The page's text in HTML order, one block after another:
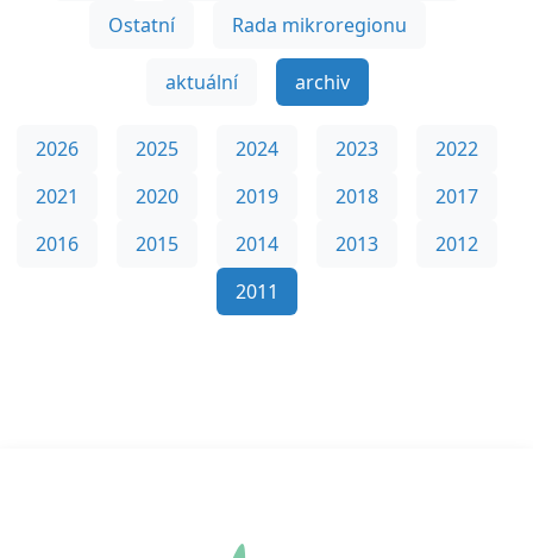
Ostatní
Rada mikroregionu
aktuální archiv
2026 2025 2024 2023
2022
2021
2020 2019 2018
2017
2016
2015 2014 2013
2012
2011